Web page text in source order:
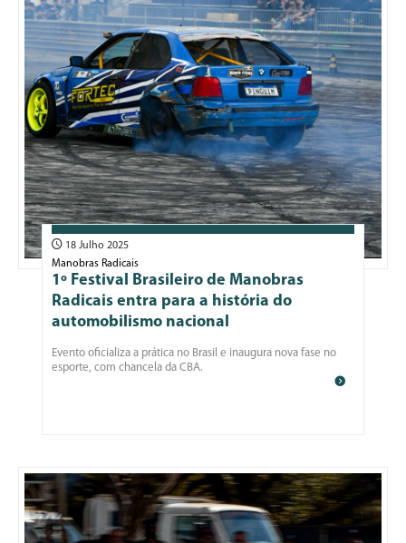
18 Julho 2025
Manobras Radicais
1º Festival Brasileiro de Manobras
Radicais entra para a história do
automobilismo nacional
Evento oficializa a prática no Brasil e inaugura nova fase no
esporte, com chancela da CBA.